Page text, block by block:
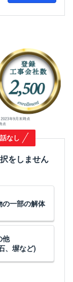
なし
をしません
の一部の解体
他
、塀など)